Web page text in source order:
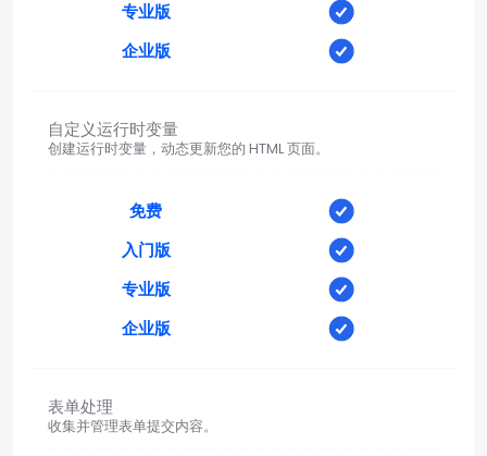
专业版
企业版
自定义运行时变量
创建运行时变量，动态更新您的 HTML 页面。
免费
入门版
专业版
企业版
表单处理
收集并管理表单提交内容。